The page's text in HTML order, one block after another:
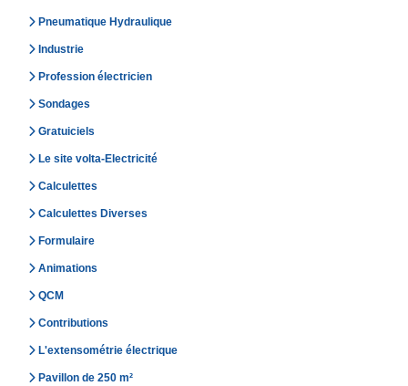
Pneumatique Hydraulique
Industrie
Profession électricien
Sondages
Gratuiciels
Le site volta-Electricité
Calculettes
Calculettes Diverses
Formulaire
Animations
QCM
Contributions
L'extensométrie électrique
Pavillon de 250 m²